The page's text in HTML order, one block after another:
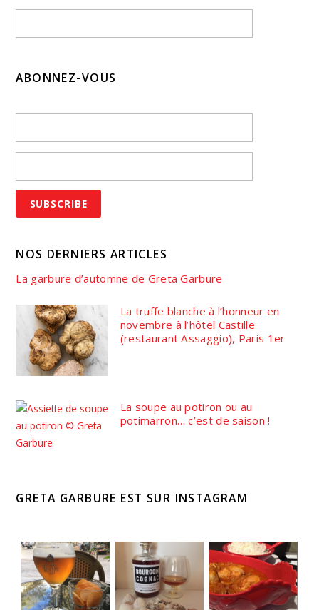
ABONNEZ-VOUS
NOS DERNIERS ARTICLES
La garbure d’automne de Greta Garbure
La truffe blanche à l’honneur en
novembre à l’hôtel Castille
(restaurant Assaggio), Paris 1er
La soupe au potiron ou au
potimarron… c’est de saison !
GRETA GARBURE EST SUR INSTAGRAM